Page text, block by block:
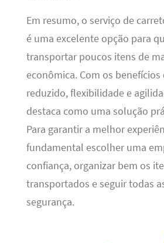
Em resumo, o serviço de
é uma excelente opção para
transportar poucos itens de
econômica. Com os benefícios
reduzido, flexibilidade e
destaca como uma solução
Para garantir a melhor
fundamental escolher uma
confiança, organizar bem os
transportados e seguir todas
segurança.